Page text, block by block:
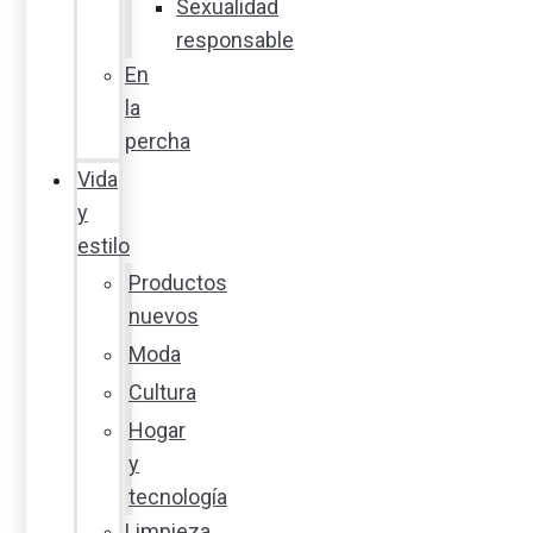
Sexualidad
responsable
En
la
percha
Vida
y
estilo
Productos
nuevos
Moda
Cultura
Hogar
y
tecnología